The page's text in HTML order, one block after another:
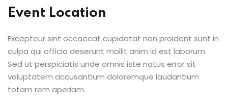
Event Location
Excepteur sint occaecat cupidatat non proident sunt in
culpa qui officia deserunt mollit anim id est laborum.
Sed ut perspiciatis unde omnis iste natus error sit
voluptatem accusantium doloremque laudantium
totam rem aperiam.